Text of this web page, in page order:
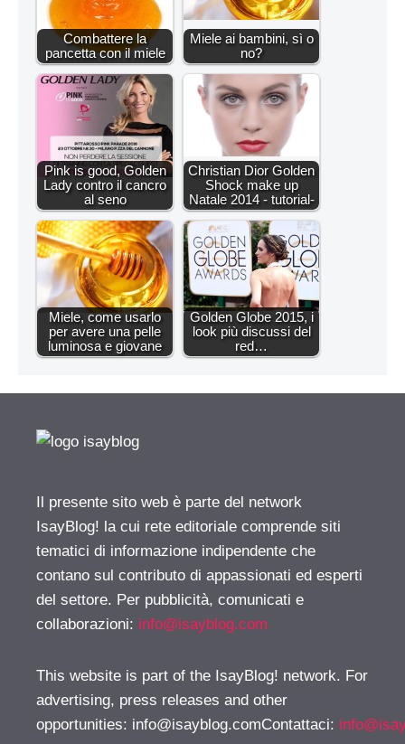
Combattere la
pancetta con il miele
Miele ai bambini, sì o
no?
Pink is good, Golden
Lady contro il cancro
al seno
Christian Dior Golden
Shock make up
Natale 2014 - tutorial-
Miele, come usarlo
per avere una pelle
luminosa e giovane
Golden Globe 2015, i
look più discussi del
red…
Il presente sito web è parte del network
IsayBlog! la cui rete editoriale comprende siti
tematici di informazione indipendente che
contano sul contributo di appassionati ed esperti
del settore. Per pubblicità, comunicati e
collaborazioni: info@isayblog.com
This website is part of the IsayBlog! network. For
advertising, press releases and other
opportunities: info@isayblog.comContattaci: